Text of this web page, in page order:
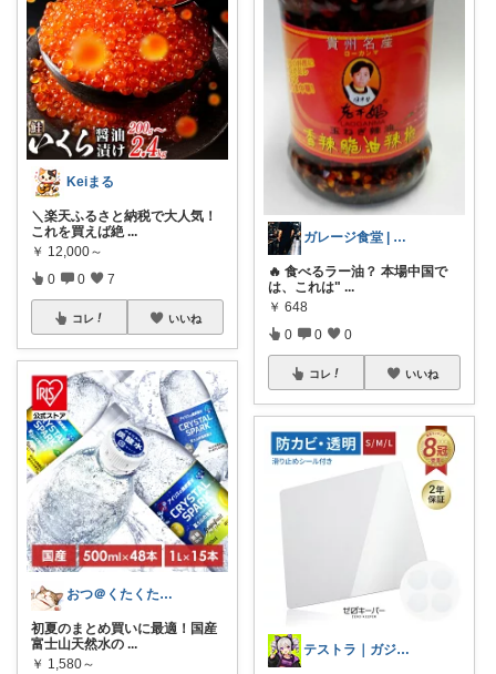
Keiまる
＼楽天ふるさと納税で大人気！
これを買えば絶 ...
￥ 12,000～
0 0 7
コレ いいね
おつ＠くたくたのゆる健康
初夏のまとめ買いに最適！国産
富士山天然水の ...
￥ 1,580～
ガレージ食堂 | 開業準備中
🔥 食べるラー油？ 本場中国で
は、これは" ...
￥ 648
0 0 0
コレ いいね
テストラ｜ガジェット・家電